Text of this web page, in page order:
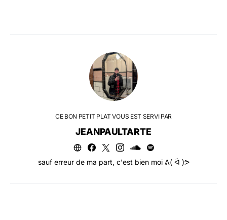
CE BON PETIT PLAT VOUS EST SERVI PAR
JEANPAULTARTE
sauf erreur de ma part, c'est bien moi ᕕ( ᐛ )ᕗ